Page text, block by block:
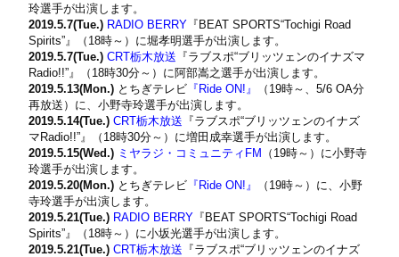
玲選手が出演します。
2019.5.7(Tue.) RADIO BERRY 『BEAT SPORTS“Tochigi Road
Spirits”』（18時～）に堀孝明選手が出演します。
2019.5.7(Tue.) CRT栃木放送 『ラブスポ“ブリッツェンのイナズマ
Radio!!”』（18時30分～）に阿部嵩之選手が出演します。
2019.5.13(Mon.) とちぎテレビ 『Ride ON!』
（19時～、5/6 OA分
再放送）に、小野寺玲選手が出演します。
2019.5.14(Tue.) CRT栃木放送 『ラブスポ“ブリッツェンのイナズ
マRadio!!”』（18時30分～）に増田成幸選手が出演します。
2019.5.15(Wed.) ミヤラジ・コミュニティFM
（19時～）に小野寺
玲選手が出演します。
2019.5.20(Mon.) とちぎテレビ 『Ride ON!』
（19時～）に、小野
寺玲選手が出演します。
2019.5.21(Tue.) RADIO BERRY 『BEAT SPORTS“Tochigi Road
Spirits”』（18時～）に小坂光選手が出演します。
2019.5.21(Tue.) CRT栃木放送 『ラブスポ“ブリッツェンのイナズ